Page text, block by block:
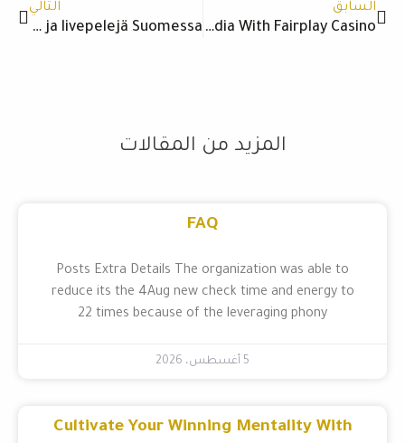
السابق
Your Dependable Associate for Authentic Victories in India With Fairplay Casino
التالي
Shuffle Casino – Kolikkopelejä ja livepelejä Suomessa
المزيد من المقالات
FAQ
Posts Extra Details The organization was able to
reduce its the 4Aug new check time and energy to
22 times because of the leveraging phony
5 أغسطس، 2026
Cultivate Your Winning Mentality With